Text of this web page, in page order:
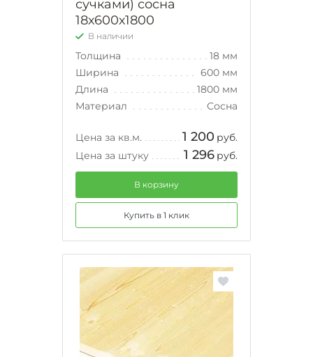
сучками) сосна
18х600х1800
В наличии
Толщина
18 мм
Ширина
600 мм
Длина
1800 мм
Материал
Сосна
Цена за кв.м. 1 200 руб.
Цена за штуку
1 296 руб.
В корзину
Купить в 1 клик